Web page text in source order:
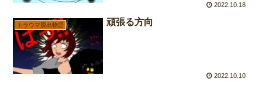
2022.10.18
トラウマ脱出物語 頑張る方向
2022.10.10